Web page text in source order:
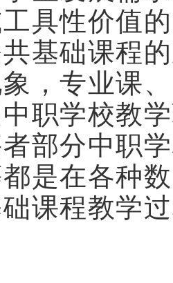
具性价值
基础课程
，专业课
职学校教
部分中职
是在各种
课程教学